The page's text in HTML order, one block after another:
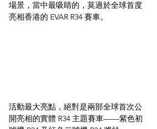
場景，當中最吸睛的，莫過於全球首度
亮相香港的 EVAR R34 賽車。
活動最大亮點，絕對是兩部全球首次公
開亮相的實體 R34 主題賽車——紫色初